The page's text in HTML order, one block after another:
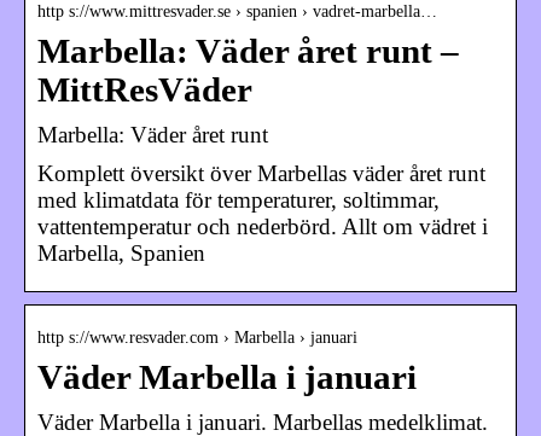
http s://www.mittresvader.se › spanien › vadret-marbella…
Marbella: Väder året runt –
MittResVäder
Marbella: Väder året runt
Komplett översikt över Marbellas väder året runt
med klimatdata för temperaturer, soltimmar,
vattentemperatur och nederbörd. Allt om vädret i
Marbella, Spanien
http s://www.resvader.com › Marbella › januari
Väder Marbella i januari
Väder Marbella i januari. Marbellas medelklimat.